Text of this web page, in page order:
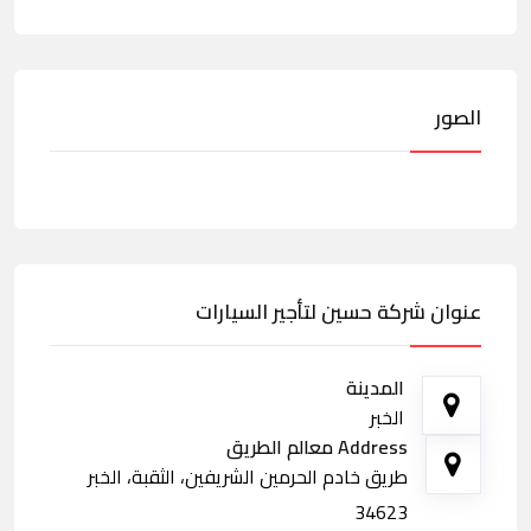
الصور
عنوان شركة حسين لتأجير السيارات
المدينة
الخبر
Address معالم الطريق
طريق خادم الحرمين الشريفين، الثقبة، الخبر
34623